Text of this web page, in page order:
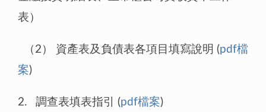
表）
（2） 資產表及負債表各項目填寫說明 (pdf檔
案)
2. 調查表填表指引 (pdf檔案)